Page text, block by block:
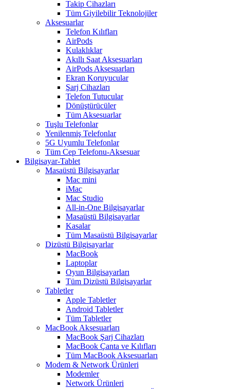
Takip Cihazları
Tüm Giyilebilir Teknolojiler
Aksesuarlar
Telefon Kılıfları
AirPods
Kulaklıklar
Akıllı Saat Aksesuarları
AirPods Aksesuarları
Ekran Koruyucular
Şarj Cihazları
Telefon Tutucular
Dönüştürücüler
Tüm Aksesuarlar
Tuşlu Telefonlar
Yenilenmiş Telefonlar
5G Uyumlu Telefonlar
Tüm Cep Telefonu-Aksesuar
Bilgisayar-Tablet
Masaüstü Bilgisayarlar
Mac mini
iMac
Mac Studio
All-in-One Bilgisayarlar
Masaüstü Bilgisayarlar
Kasalar
Tüm Masaüstü Bilgisayarlar
Dizüstü Bilgisayarlar
MacBook
Laptoplar
Oyun Bilgisayarları
Tüm Dizüstü Bilgisayarlar
Tabletler
Apple Tabletler
Android Tabletler
Tüm Tabletler
MacBook Aksesuarları
MacBook Şarj Cihazları
MacBook Çanta ve Kılıfları
Tüm MacBook Aksesuarları
Modem & Network Ürünleri
Modemler
Network Ürünleri